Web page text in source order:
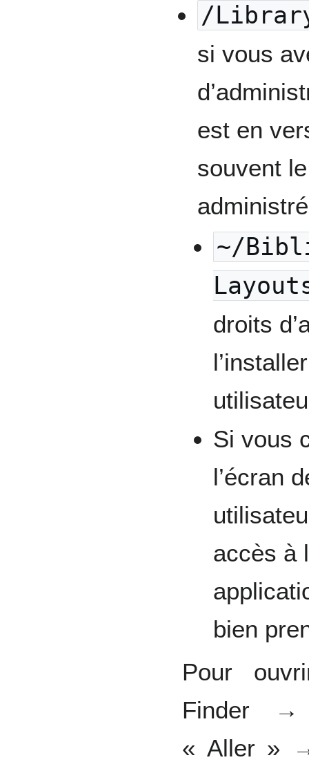
/
si vous
est en
souvent
~/
droits
Si vous
l’écran
accès à
bien
Pour
Finder
« Aller »